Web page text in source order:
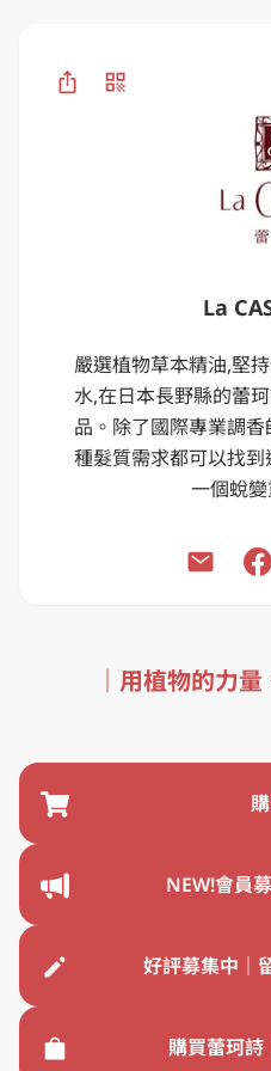
La
嚴選植物草本精油,堅
水,在日本長野縣的蕾
品。除了國際專業調
種髮質需求都可以找
一個蛻變
｜用植物的力
NEW!會員
好評募集中｜
購買蕾珂